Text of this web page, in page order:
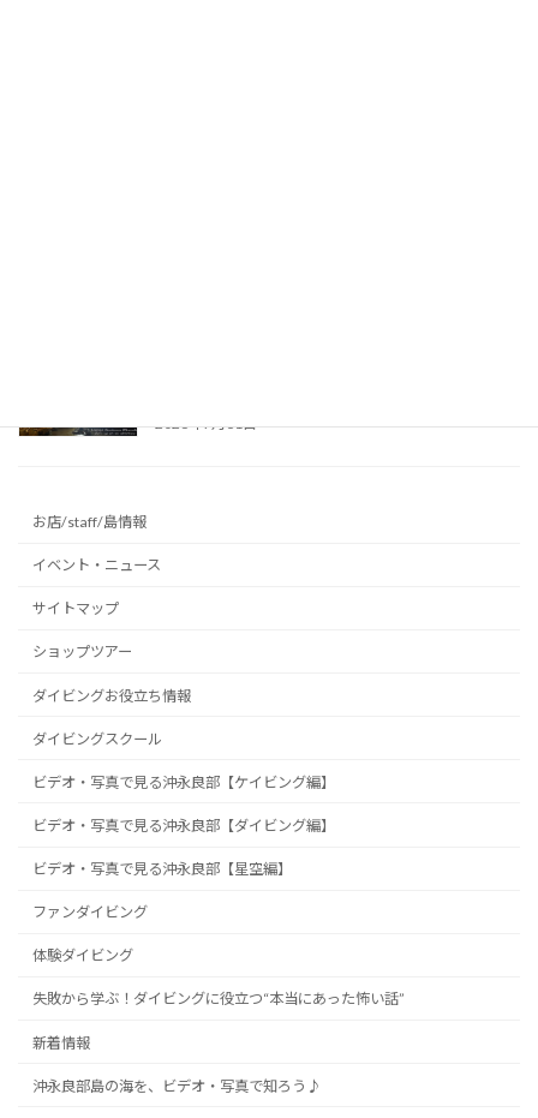
2026年7月31日
お店/staff/島情報
イベント・ニュース
サイトマップ
ショップツアー
ダイビングお役立ち情報
ダイビングスクール
ビデオ・写真で見る沖永良部【ケイビング編】
ビデオ・写真で見る沖永良部【ダイビング編】
ビデオ・写真で見る沖永良部【星空編】
ファンダイビング
体験ダイビング
失敗から学ぶ！ダイビングに役立つ“本当にあった怖い話”
新着情報
沖永良部島の海を、ビデオ・写真で知ろう♪